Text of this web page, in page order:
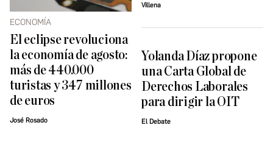
ECONOMÍA
El eclipse revoluciona
la economía de agosto:
más de 440.000
turistas y 347 millones
de euros
José Rosado
Villena
Yolanda Díaz propone
una Carta Global de
Derechos Laborales
para dirigir la OIT
El Debate